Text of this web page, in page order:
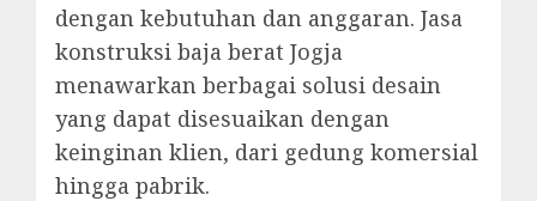
dengan kebutuhan dan anggaran. Jasa
konstruksi baja berat Jogja
menawarkan berbagai solusi desain
yang dapat disesuaikan dengan
keinginan klien, dari gedung komersial
hingga pabrik.